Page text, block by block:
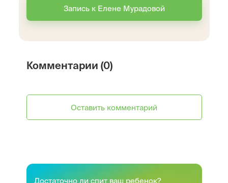
Запись к Елене Мурадовой
Комментарии (0)
Оставить комментарий
Достаточно ли спит ваш ребенок?